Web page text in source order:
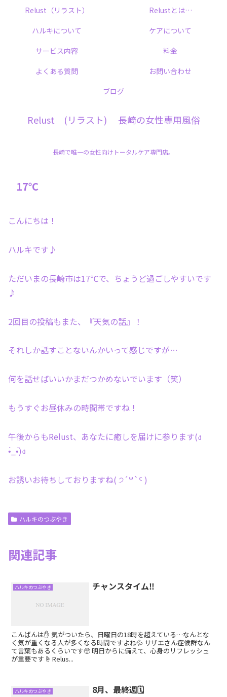
Relust (リラスト) 長崎の女性専用風俗
長崎で唯一の女性向けトータルケア専門店。
Relust（リラスト）
Relustとは…
ハルキについて
ケアについて
サービス内容
料金
よくある質問
お問い合わせ
ブログ
17℃
こんにちは！
ハルキです♪
ただいまの長崎市は17℃で、ちょうど過ごしやすいです
♪
2回目の投稿もまた、『天気の話』！
それしか話すことないんかいって感じですが…
何を話せばいいかまだつかめないでいます（笑）
もうすぐお昼休みの時間帯ですね！
午後からもRelust、あなたに癒しを届けに参ります(ง
•̀_•́)ง
お誘いお待ちしておりますね( ੭´꒳`ᑦ )
ハルキのつぶやき
関連記事
ハルキのつぶやき チャンスタイム‼️
こんばんは✋ 気がついたら、日曜日の18時を超えている…なんとな
く気が重くなる人が多くなる時間ですよね💦 サザエさん症候群なん
て言葉もあるくらいです🥺 明日からに備えて、心身のリフレッシュ
が重要です☝️ Relus...
ハルキのつぶやき 8月、最終週🗓